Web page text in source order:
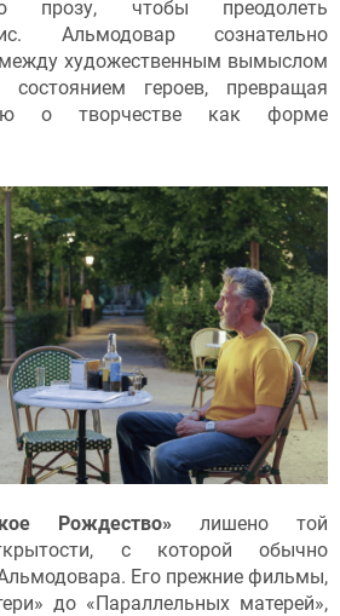
прозу, чтобы преодолеть
Альмодовар сознательно
художественным вымыслом
состоянием героев, превращая
о творчестве как форме
Рождество» лишено той
с которой обычно
Его прежние фильмы,
до «Параллельных матерей»,